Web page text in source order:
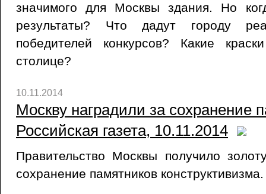
значимого для Москвы здания. Но
результаты? Что дадут городу
победителей конкурсов? Какие
столице?
10.11.2014
Москву наградили за сохранение
Российская газета, 10.11.2014
Правительство Москвы получило
сохранение памятников конструктивизма.